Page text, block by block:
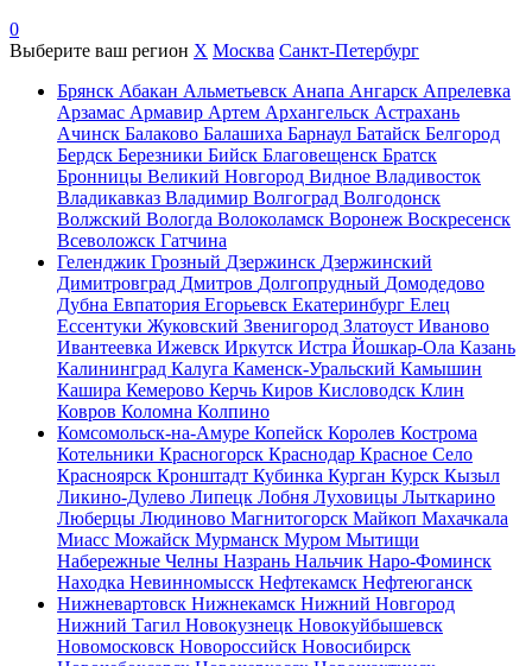
0
Выберите ваш регион X Москва Санкт-Петербург
Брянск Абакан Альметьевск Анапа Ангарск Апрелевка
Арзамас Армавир Артем Архангельск Астрахань
Ачинск Балаково Балашиха Барнаул Батайск Белгород
Бердск Березники Бийск Благовещенск Братск
Бронницы Великий Новгород Видное Владивосток
Владикавказ Владимир Волгоград Волгодонск
Волжский Вологда Волоколамск Воронеж Воскресенск
Всеволожск Гатчина
Геленджик Грозный Дзержинск Дзержинский
Димитровград Дмитров Долгопрудный Домодедово
Дубна Евпатория Егорьевск Екатеринбург Елец
Ессентуки Жуковский Звенигород Златоуст Иваново
Ивантеевка Ижевск Иркутск Истра Йошкар-Ола Казань
Калининград Калуга Каменск-Уральский Камышин
Кашира Кемерово Керчь Киров Кисловодск Клин
Ковров Коломна Колпино
Комсомольск-на-Амуре Копейск Королев Кострома
Котельники Красногорск Краснодар Красное Село
Красноярск Кронштадт Кубинка Курган Курск Кызыл
Ликино-Дулево Липецк Лобня Луховицы Лыткарино
Люберцы Людиново Магнитогорск Майкоп Махачкала
Миасс Можайск Мурманск Муром Мытищи
Набережные Челны Назрань Нальчик Наро-Фоминск
Находка Невинномысск Нефтекамск Нефтеюганск
Нижневартовск Нижнекамск Нижний Новгород
Нижний Тагил Новокузнецк Новокуйбышевск
Новомосковск Новороссийск Новосибирск